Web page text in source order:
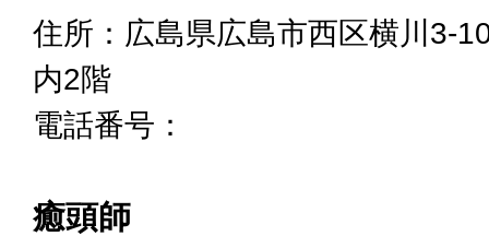
住所：広島県広島市西区横川3-
内2階
電話番号：
癒頭師